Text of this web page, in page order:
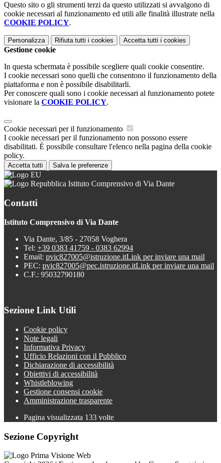
Questo sito o gli strumenti terzi da questo utilizzati si avvalgono di
cookie necessari al funzionamento ed utili alle finalità illustrate nella
COOKIE POLICY.
Personalizza Rifiuta tutti i cookies Accetta tutti i cookies
Gestione cookie
In questa schermata è possibile scegliere quali cookie consentire.
I cookie necessari sono quelli che consentono il funzionamento della
piattaforma e non è possibile disabilitarli.
Per conoscere quali sono i cookie necessari al funzionamento potete
visionare la COOKIE POLICY.
Cookie necessari per il funzionamento
I cookie necessari per il funzionamento non possono essere
disabilitati. È possibile consultare l'elenco nella pagina della cookie
policy.
Accetta tutti Salva le preferenze
Istituto Comprensivo di Via Dante
Contatti
Istituto Comprensivo di Via Dante
Via Dante, 3/85 - 27058 Voghera
Tel: +39 0383 41759 - 0383 62994
Email: pvic827005@istruzione.itLink per inviare una mail
PEC: pvic827005@pec.istruzione.itLink per inviare una mail
C.F.: 95032790180
Sezione Link Utili
Cookie policy
Note legali
Informativa Privacy
Ufficio Relazioni con il Pubblico
Dichiarazione di accessibilità
Obiettivi di accessibilità
Whistleblowing
Gestione consensi cookie
Amministrazione trasparente
Pagina visualizzata 133 volte
Sezione Copyright